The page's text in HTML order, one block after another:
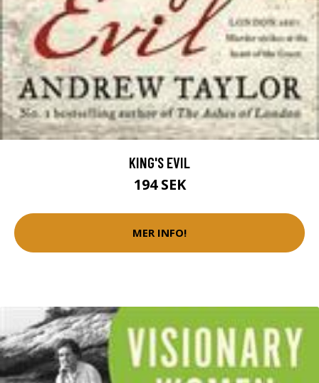
KING'S EVIL
194 SEK
MER INFO!